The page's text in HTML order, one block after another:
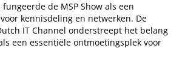
de MSP Show als een
kennisdeling en netwerken. De
IT Channel onderstreept het belang
een essentiële ontmoetingsplek voor